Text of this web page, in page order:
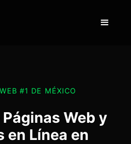
#1 DE MÉXICO
Web y
en Línea en